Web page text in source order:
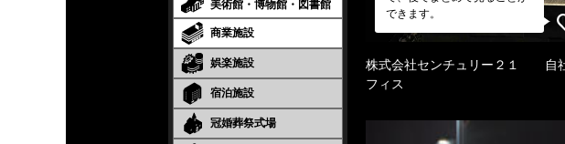
美術館・博物館・図書館
商業施設
娯楽施設
宿泊施設
冠婚葬祭式場
できます。
株式会社センチュリー２１ 自
フィス